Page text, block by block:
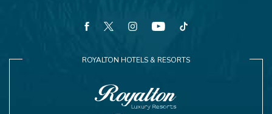
ROYALTON HOTELS & RESORTS